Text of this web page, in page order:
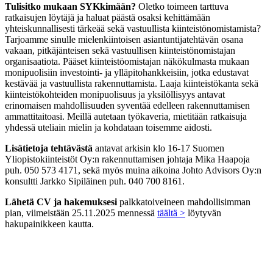
Tulisitko mukaan SYKkimään? Oletko toimeen tarttuva
ratkaisujen löytäjä ja haluat päästä osaksi kehittämään
yhteiskunnallisesti tärkeää sekä vastuullista kiinteistönomistamista?
Tarjoamme sinulle mielenkiintoisen asiantuntijatehtävän osana
vakaan, pitkäjänteisen sekä vastuullisen kiinteistönomistajan
organisaatiota. Pääset kiinteistöomistajan näkökulmasta mukaan
monipuolisiin investointi- ja ylläpitohankkeisiin, jotka edustavat
kestävää ja vastuullista rakennuttamista. Laaja kiinteistökanta sekä
kiinteistökohteiden monipuolisuus ja yksilöllisyys antavat
erinomaisen mahdollisuuden syventää edelleen rakennuttamisen
ammattitaitoasi. Meillä autetaan työkaveria, mietitään ratkaisuja
yhdessä uteliain mielin ja kohdataan toisemme aidosti.
Lisätietoja tehtävästä antavat arkisin klo 16-17 Suomen
Yliopistokiinteistöt Oy:n rakennuttamisen johtaja Mika Haapoja
puh. 050 573 4171, sekä myös muina aikoina Johto Advisors Oy:n
konsultti Jarkko Sipiläinen puh. 040 700 8161.
Lähetä CV ja hakemuksesi palkkatoiveineen mahdollisimman
pian, viimeistään 25.11.2025 mennessä täältä > löytyvän
hakupainikkeen kautta.